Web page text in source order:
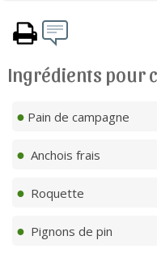
Ingrédients pour
Pain de campagne
Anchois frais
Roquette
Pignons de pin